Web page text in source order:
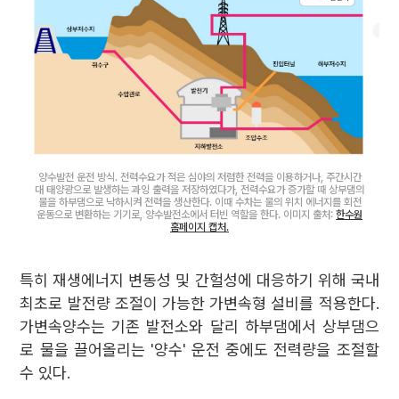
양수발전 운전 방식. 전력수요가 적은 심야의 저렴한 전력을 이용하거나, 주간시간
대 태양광으로 발생하는 과잉 출력을 저장하였다가, 전력수요가 증가할 때 상부댐의
물을 하부댐으로 낙하시켜 전력을 생산한다. 이때 수차는 물의 위치 에너지를 회전
운동으로 변환하는 기기로, 양수발전소에서 터빈 역할을 한다. 이미지 출처: 한수원
홈페이지 캡처.
특히 재생에너지 변동성 및 간헐성에 대응하기 위해 국내
최초로 발전량 조절이 가능한 가변속형 설비를 적용한다.
가변속양수는 기존 발전소와 달리 하부댐에서 상부댐으
로 물을 끌어올리는 '양수' 운전 중에도 전력량을 조절할
수 있다.